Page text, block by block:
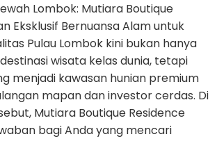
Lombok: Mutiara Boutique
Eksklusif Bernuansa Alam untuk
Pulau Lombok kini bukan hanya
wisata kelas dunia, tetapi
menjadi kawasan hunian premium
mapan dan investor cerdas. Di
Mutiara Boutique Residence
bagi Anda yang mencari